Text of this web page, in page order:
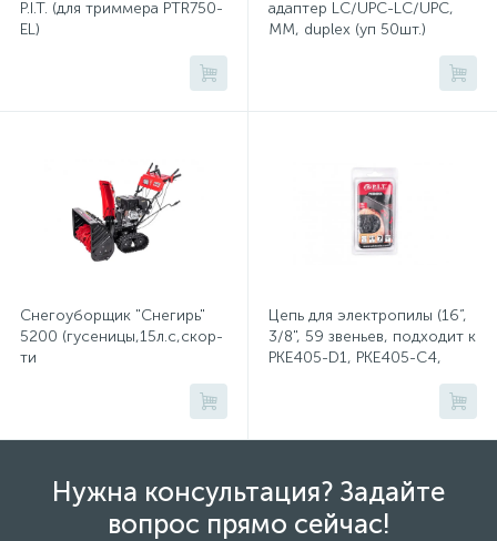
P.I.T. (для триммера PTR750-
EL)
адаптер LC/UPC-LC/UPC,
MM, duplex (уп 50шт.)
Снегоуборщик "Снегирь"
5200 (гусеницы,15л.с,скор-
ти
Цепь для электропилы (16”,
3/8", 59 звеньев, подходит к
PKE405-D1, PKE405-C4,
Нужна консультация? Задайте
вопрос прямо сейчас!
(безвинтовые зажимы)
Сетевые кабели (витая пара)
Силовые разъемы
Соединительные изолирующие зажимы
Счётчики электроэнергии